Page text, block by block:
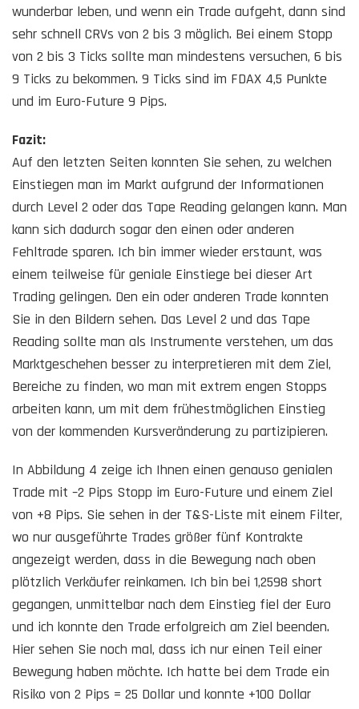
wunderbar leben, und wenn ein Trade aufgeht, dann sind
sehr schnell CRVs von 2 bis 3 möglich. Bei einem Stopp
von 2 bis 3 Ticks sollte man mindestens versuchen, 6 bis
9 Ticks zu bekommen. 9 Ticks sind im FDAX 4,5 Punkte
und im Euro-Future 9 Pips.
Fazit:
Auf den letzten Seiten konnten Sie sehen, zu welchen
Einstiegen man im Markt aufgrund der Informationen
durch Level 2 oder das Tape Reading gelangen kann. Man
kann sich dadurch sogar den einen oder anderen
Fehltrade sparen. Ich bin immer wieder erstaunt, was
einem teilweise für geniale Einstiege bei dieser Art
Trading gelingen. Den ein oder anderen Trade konnten
Sie in den Bildern sehen. Das Level 2 und das Tape
Reading sollte man als Instrumente verstehen, um das
Marktgeschehen besser zu interpretieren mit dem Ziel,
Bereiche zu finden, wo man mit extrem engen Stopps
arbeiten kann, um mit dem frühestmöglichen Einstieg
von der kommenden Kursveränderung zu partizipieren.
In Abbildung 4 zeige ich Ihnen einen genauso genialen
Trade mit –2 Pips Stopp im Euro-Future und einem Ziel
von +8 Pips. Sie sehen in der T&S-Liste mit einem Filter,
wo nur ausgeführte Trades größer fünf Kontrakte
angezeigt werden, dass in die Bewegung nach oben
plötzlich Verkäufer reinkamen. Ich bin bei 1,2598 short
gegangen, unmittelbar nach dem Einstieg fiel der Euro
und ich konnte den Trade erfolgreich am Ziel beenden.
Hier sehen Sie noch mal, dass ich nur einen Teil einer
Bewegung haben möchte. Ich hatte bei dem Trade ein
Risiko von 2 Pips = 25 Dollar und konnte +100 Dollar